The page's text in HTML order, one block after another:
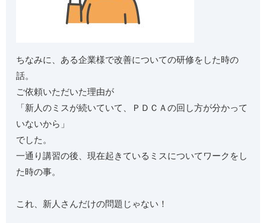
ちなみに、ある企業様で改善についての研修をした時の
話。
ご依頼いただいた理由が
「新人のミスが続いていて、ＰＤＣＡの回し方が分かって
いないから」
でした。
一通り講習の後、現在起きているミスについてワークをし
た時の事。
これ、新人さんだけの問題じゃない！